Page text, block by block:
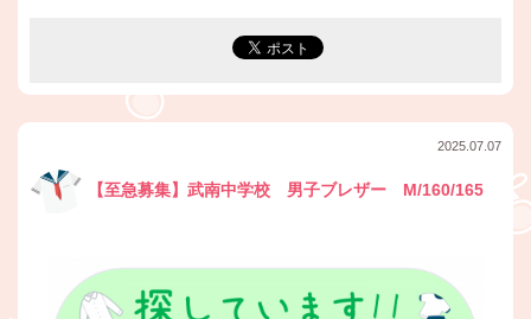
2025.07.07
【至急募集】武南中学校 男子ブレザー M/160/165